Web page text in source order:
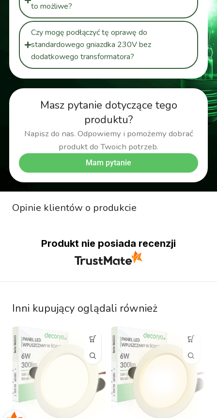
Masz pytanie dotyczące tego
produktu?
Napisz do nas. Odpowiemy i pomożemy dobrać
produkt do Twoich potrzeb.
Mam pytanie
to możliwe?
Czy mogę podłączyć tę oprawę do
standardowego gniazdka 230V bez
dodatkowego transformatora?
Opinie klientów o produkcie
Produkt nie posiada recenzji
Inni kupujący oglądali również